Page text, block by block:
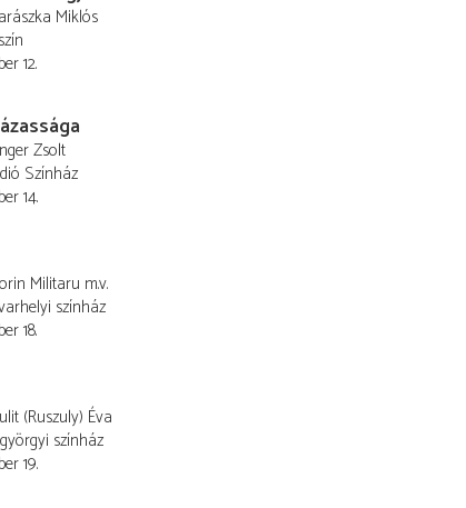
Miklós
12.
Zsolt
Színház
14.
Militaru m.v.
színház
18.
(Ruszuly) Éva
színház
19.